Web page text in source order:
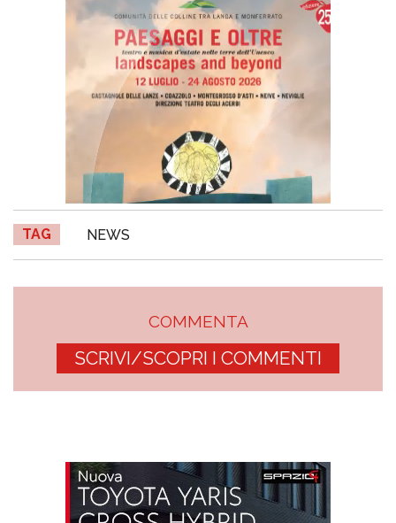
TAG NEWS
COMMENTA
SCRIVI/SCOPRI I COMMENTI